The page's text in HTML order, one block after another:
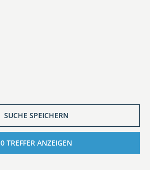
SUCHE SPEICHERN
0TREFFER ANZEIGEN